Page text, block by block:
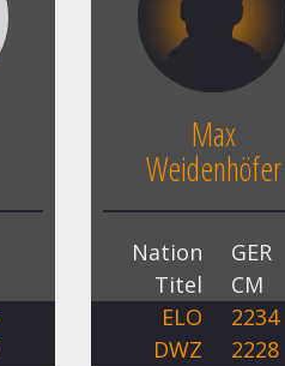
Max
Weidenhöfer
Nation
GER
Titel
CM
ELO
2234
DWZ
2228